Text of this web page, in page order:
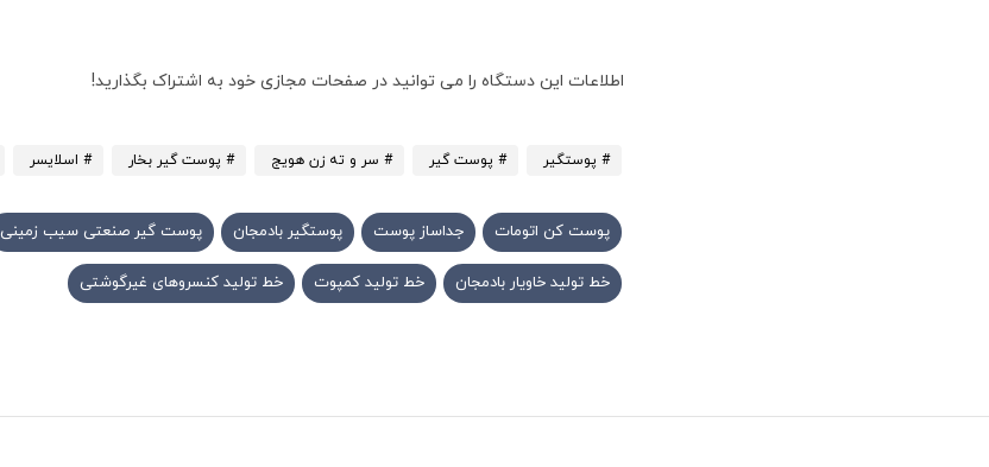
اطلاعات این دستگاه را می توانید در صفحات مجازی خود به اشتراک بگذارید!
# پوستگیر # پوست گیر # سر و ته زن هویج # پوست گیر بخار # اسلایسر
پوست کن اتومات جداساز پوست پوستگیر بادمجان پوست گیر صنعتی سیب زمینی
خط تولید خاویار بادمجان خط تولید کمپوت خط تولید کنسروهای غیرگوشتی